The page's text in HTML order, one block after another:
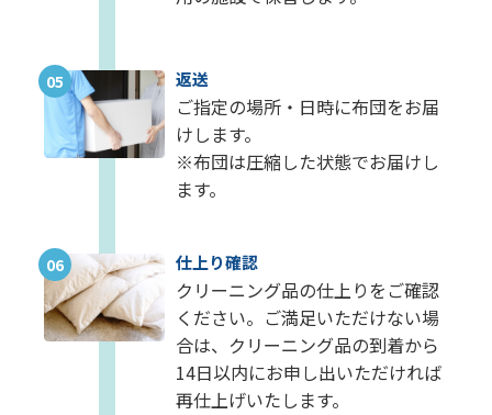
05 返送
ご指定の場所・日時に布団をお届
けします。
※布団は圧縮した状態でお届けし
ます。
06 仕上り確認
クリーニング品の仕上りをご確認
ください。ご満足いただけない場
合は、クリーニング品の到着から
14日以内にお申し出いただければ
再仕上げいたします。